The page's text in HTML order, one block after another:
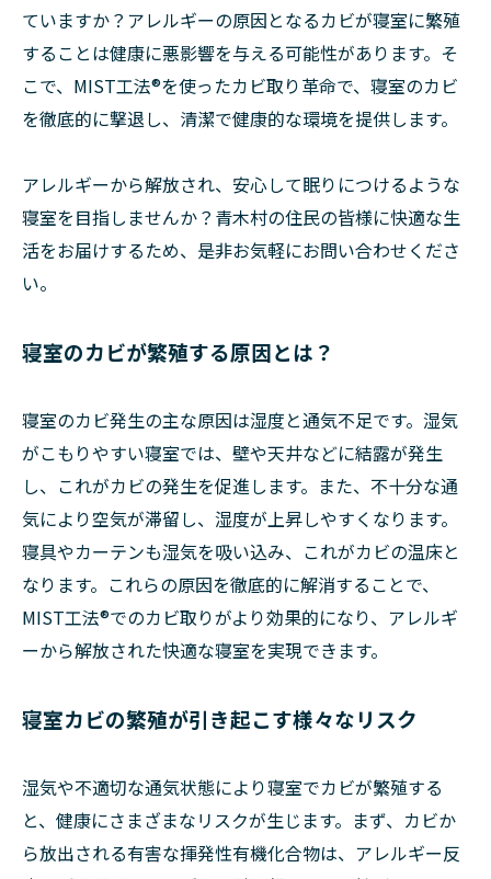
ていますか？アレルギーの原因となるカビが寝室に繁殖
することは健康に悪影響を与える可能性があります。そ
こで、MIST工法®を使ったカビ取り革命で、寝室のカビ
を徹底的に撃退し、清潔で健康的な環境を提供します。
アレルギーから解放され、安心して眠りにつけるような
寝室を目指しませんか？青木村の住民の皆様に快適な生
活をお届けするため、是非お気軽にお問い合わせくださ
い。
寝室のカビが繁殖する原因とは？
寝室のカビ発生の主な原因は湿度と通気不足です。湿気
がこもりやすい寝室では、壁や天井などに結露が発生
し、これがカビの発生を促進します。また、不十分な通
気により空気が滞留し、湿度が上昇しやすくなります。
寝具やカーテンも湿気を吸い込み、これがカビの温床と
なります。これらの原因を徹底的に解消することで、
MIST工法®でのカビ取りがより効果的になり、アレルギ
ーから解放された快適な寝室を実現できます。
寝室カビの繁殖が引き起こす様々なリスク
湿気や不適切な通気状態により寝室でカビが繁殖する
と、健康にさまざまなリスクが生じます。まず、カビか
ら放出される有害な揮発性有機化合物は、アレルギー反